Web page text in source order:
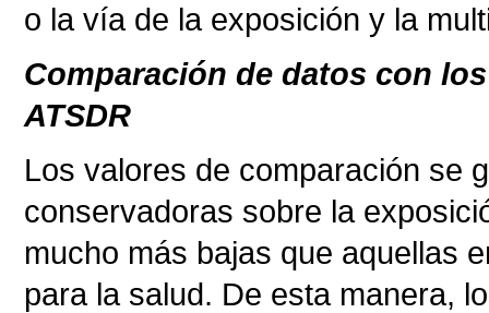
o la vía de la exposición y la
Comparación de datos con
ATSDR
Los valores de comparación se
conservadoras sobre la
mucho más bajas que aquellas
para la salud. De esta manera,